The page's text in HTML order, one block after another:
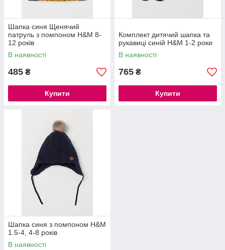
Шапка синя Щенячий
патруль з помпоном H&M 8-
12 років
В наявності
485 ₴
Купити
Комплект дитячий шапка та
рукавиці синій H&M 1-2 роки
В наявності
765 ₴
Купити
Шапка синя з помпоном H&M
1.5-4, 4-8 років
В наявності